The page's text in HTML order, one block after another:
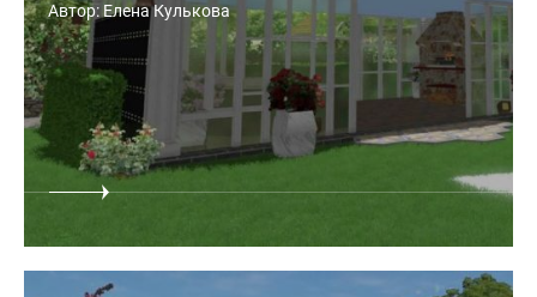
Автор: Елена Кулькова